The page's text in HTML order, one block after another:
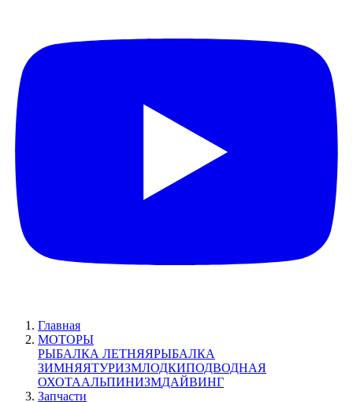
Главная
МОТОРЫ
РЫБАЛКА ЛЕТНЯЯРЫБАЛКА
ЗИМНЯЯТУРИЗМЛОДКИПОДВОДНАЯ
ОХОТААЛЬПИНИЗМДАЙВИНГ
Запчасти